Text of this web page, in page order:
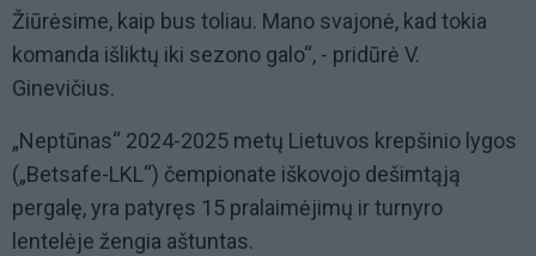
Žiūrėsime, kaip bus toliau. Mano svajonė, kad tokia
komanda išliktų iki sezono galo“, - pridūrė V.
Ginevičius.
„Neptūnas“ 2024-2025 metų Lietuvos krepšinio lygos
(„Betsafe-LKL“) čempionate iškovojo dešimtąją
pergalę, yra patyręs 15 pralaimėjimų ir turnyro
lentelėje žengia aštuntas.